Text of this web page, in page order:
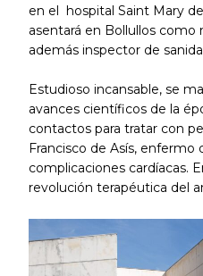
en el hospital Saint Mary
asentará en Bollullos como
además inspector de
Estudioso incansable, se
avances científicos de la
contactos para tratar con
Francisco de Asís, enfermo
complicaciones cardíacas.
revolución terapéutica del